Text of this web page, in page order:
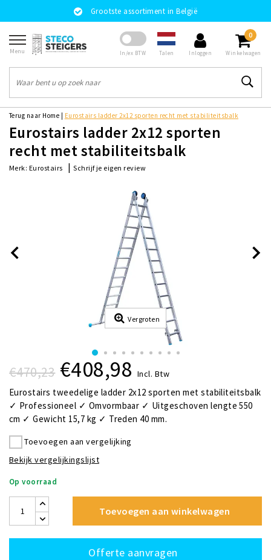
Grootste assortiment in België
Menu In/ex BTW Talen Inloggen
0
Winkelwagen
Terug naar Home Eurostairs ladder 2x12 sporten recht met stabiliteitsbalk
Eurostairs ladder 2x12 sporten
recht met stabiliteitsbalk
Merk: Eurostairs |Schrijf je eigen review
Vergroten
€470,23 €408,98 Incl. Btw
Eurostairs tweedelige ladder 2x12 sporten met stabiliteitsbalk
✓ Professioneel ✓ Omvormbaar ✓ Uitgeschoven lengte 550
cm ✓ Gewicht 15,7 kg ✓ Treden 40 mm.
Toevoegen aan vergelijking
Bekijk vergelijkingslijst
Op voorraad
Toevoegen aan winkelwagen
Offerte aanvragen